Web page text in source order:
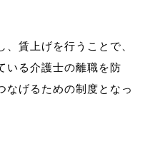
賃上げを行うことで、
いる介護士の離職を防
なげるための制度となっ